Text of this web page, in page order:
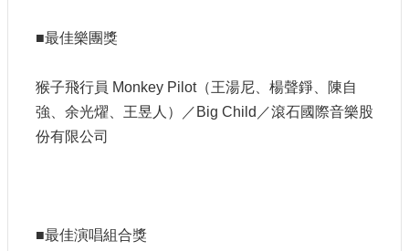
■最佳樂團獎
猴子飛行員 Monkey Pilot（王湯尼、楊聲錚、陳自
強、余光燿、王昱人）／Big Child／滾石國際音樂股
份有限公司
■最佳演唱組合獎